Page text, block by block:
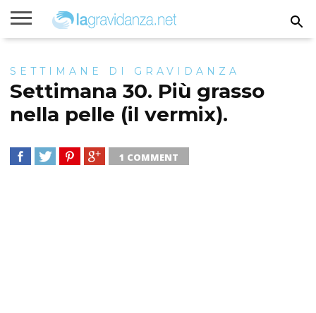
di
gravidanza
di
gravidanza
SETTIMANE DI GRAVIDANZA
Settimana 30. Più grasso
nella pelle (il vermix).
1 COMMENT